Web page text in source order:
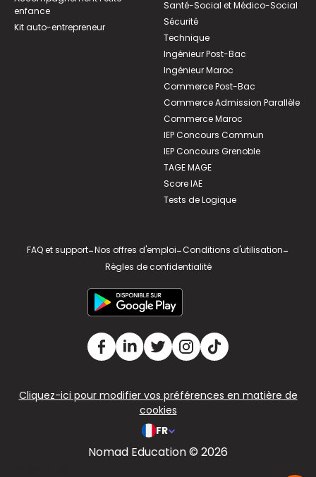
enfance
Kit auto-entrepreneur
Santé-Social et Médico-Social
Sécurité
Technique
Ingénieur Post-Bac
Ingénieur Maroc
Commerce Post-Bac
Commerce Admission Parallèle
Commerce Maroc
IEP Concours Commun
IEP Concours Grenoble
TAGE MAGE
Score IAE
Tests de Logique
FAQ et support-Nos offres d'emploi-Conditions d'utilisation-
Règles de confidentialité
Cliquez-ici pour modifier vos préférences en matière de
cookies
FR
Nomad Education © 2026